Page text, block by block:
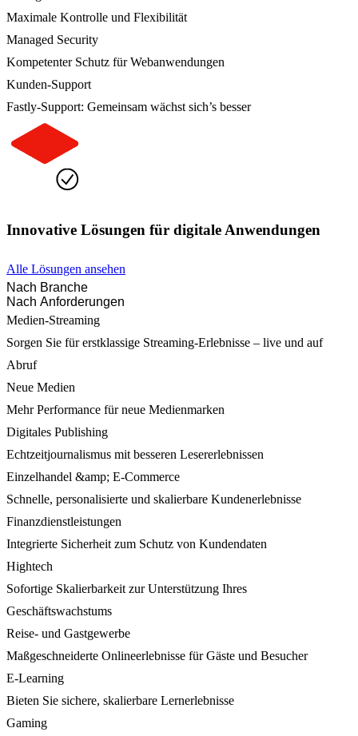
Maximale Kontrolle und Flexibilität
Managed Security
Kompetenter Schutz für Webanwendungen
Kunden-Support
Fastly-Support: Gemeinsam wächst sich’s besser
Innovative Lösungen für digitale Anwendungen
Alle Lösungen ansehen
Nach Branche
Nach Anforderungen
Medien-Streaming
Sorgen Sie für erstklassige Streaming-Erlebnisse – live und auf
Abruf
Neue Medien
Mehr Performance für neue Medienmarken
Digitales Publishing
Echtzeitjournalismus mit besseren Lesererlebnissen
Einzelhandel &amp; E-Commerce
Schnelle, personalisierte und skalierbare Kundenerlebnisse
Finanzdienstleistungen
Integrierte Sicherheit zum Schutz von Kundendaten
Hightech
Sofortige Skalierbarkeit zur Unterstützung Ihres
Geschäftswachstums
Reise- und Gastgewerbe
Maßgeschneiderte Onlineerlebnisse für Gäste und Besucher
E-Learning
Bieten Sie sichere, skalierbare Lernerlebnisse
Gaming